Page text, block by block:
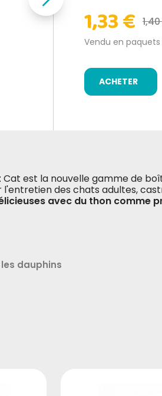
1,33 €
Vendu en paquets
ACHETER
Cat est la nouvelle gamme de
des chats adultes,
avec du thon comme
dauphins